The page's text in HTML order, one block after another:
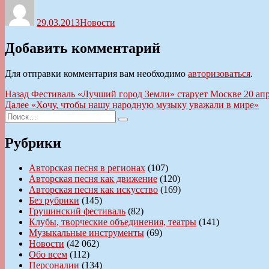
29.03.2013Новости
Добавить комментарий
Для отправки комментария вам необходимо авторизоваться.
Навигация
по
записям
Назад Предыдущая
запись:
Фестиваль «Лучший город Земли» старует Москве 20
Далее Следующая
«Хочу, чтобы нашу народную музыку уважали в мире»
Искать:
Поиск
Рубрики
Авторская песня в регионах (107)
Авторская песня как движение (120)
Авторская песня как искусство (169)
Без рубрики (145)
Грушинский фестиваль (82)
Клубы, творческие объединения, театры (141)
Музыкальные инструменты (69)
Новости (42 062)
Обо всем (112)
Персоналии (134)